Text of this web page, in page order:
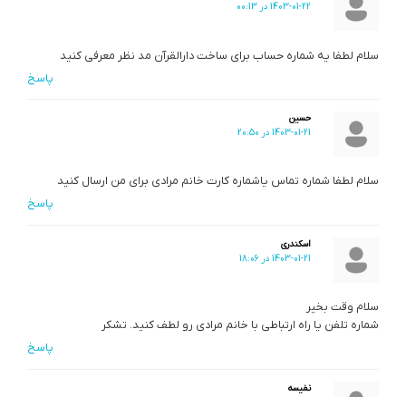
1403-01-22 در 00:13
سلام لطفا یه شماره حساب برای ساخت دارالقرآن مد نظر معرفی کنید
پاسخ
حسین
1403-01-21 در 20:50
سلام لطفا شماره تماس یاشماره کارت خانم مرادی برای من ارسال کنید
پاسخ
اسکندری
1403-01-21 در 18:06
سلام وقت بخیر
شماره تلفن یا راه ارتباطی با خانم مرادی رو لطف کنید. تشکر
پاسخ
نفیسه